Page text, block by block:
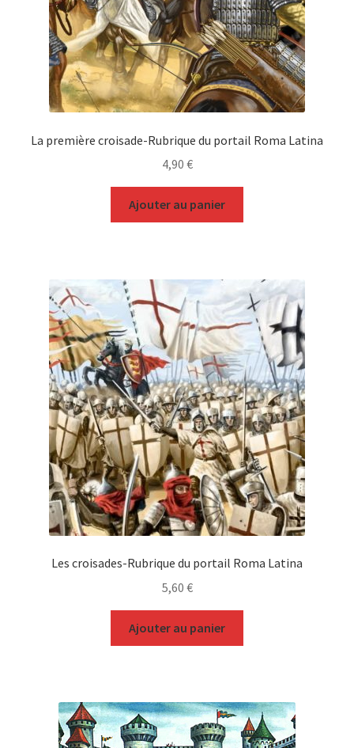
La première croisade-Rubrique du portail Roma Latina
4,90 €
Ajouter au panier
Les croisades-Rubrique du portail Roma Latina
5,60 €
Ajouter au panier